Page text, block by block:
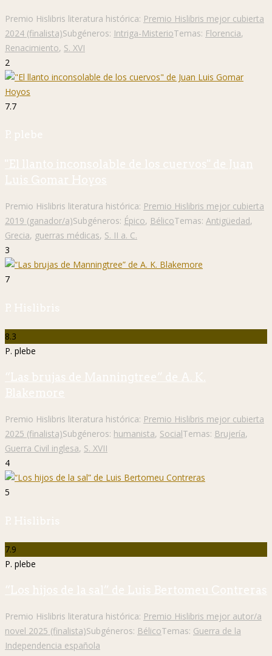
Premio Hislibris literatura histórica: Premio Hislibris mejor cubierta
2024 (finalista)Subgéneros: Intriga-MisterioTemas: Florencia,
Renacimiento, S. XVI
2
7.7
P. plebe
"El llanto inconsolable de los cuervos" de Juan
Luis Gomar Hoyos
Premio Hislibris literatura histórica: Premio Hislibris mejor cubierta
2019 (ganador/a)Subgéneros: Épico, BélicoTemas: Antigüedad,
Grecia, guerras médicas, S. II a. C.
3
7
P. Hislibris
8.3
P. plebe
“Las brujas de Manningtree” de A. K.
Blakemore
Premio Hislibris literatura histórica: Premio Hislibris mejor cubierta
2025 (finalista)Subgéneros: humanista, SocialTemas: Brujería,
Guerra Civil inglesa, S. XVII
4
5
P. Hislibris
7.9
P. plebe
“Los hijos de la sal” de Luis Bertomeu Contreras
Premio Hislibris literatura histórica: Premio Hislibris mejor autor/a
novel 2025 (finalista)Subgéneros: BélicoTemas: Guerra de la
Independencia española